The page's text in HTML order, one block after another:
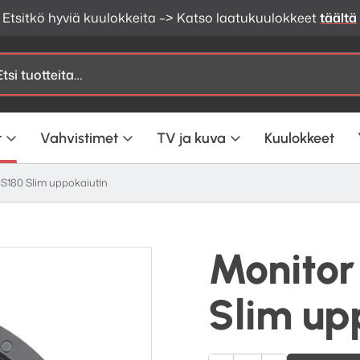
Etsitkö hyviä kuulokkeita –> Katso laatukuulokkeettäältä
Vahvistimet TV ja kuva Kuulokkeet
Slim uppokaiutin
Slim